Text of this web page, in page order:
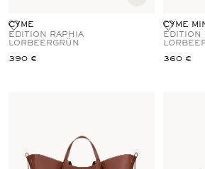
CYME
EDITION RAPHIA
LORBEERGRÜN
390 €
CYME
EDITION
360 €